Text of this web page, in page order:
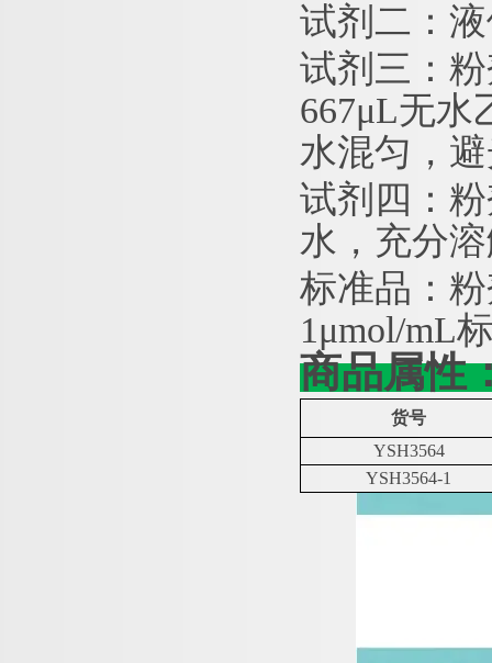
试剂二：
试剂三：
667μL无水
水混匀，
试剂四：
水，充分
标准品：
1μmol/mL
商品属性
货号
YSH3564
YSH3564-1